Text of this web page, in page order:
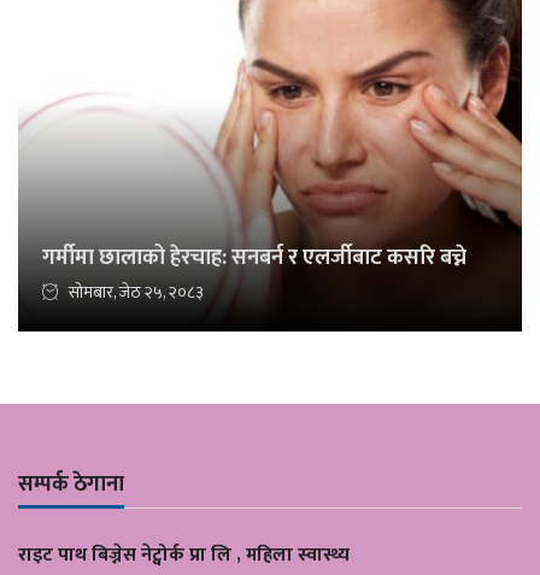
गर्मीमा छालाको हेरचाह: सनबर्न र एलर्जीबाट कसरि बच्ने
सोमबार, जेठ २५, २०८३
सम्पर्क ठेगाना
राइट पाथ बिज्नेस नेट्वोर्क प्रा लि , महिला स्वास्थ्य